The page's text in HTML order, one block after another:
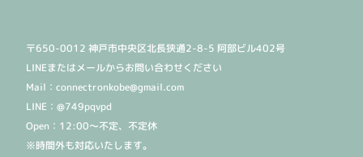
〒650-0012 神戸市中央区北長狭通2-8-5 阿部ビル402号
LINEまたはメールからお問い合わせください
Mail：connectronkobe@gmail.com
LINE：@749pqvpd
Open：12:00〜不定、不定休
※時間外も対応いたします。